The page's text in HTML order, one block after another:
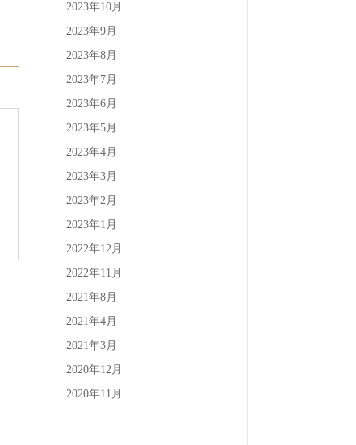
2023年10月
2023年9月
2023年8月
2023年7月
2023年6月
2023年5月
2023年4月
2023年3月
2023年2月
2023年1月
2022年12月
2022年11月
2021年8月
2021年4月
2021年3月
2020年12月
2020年11月